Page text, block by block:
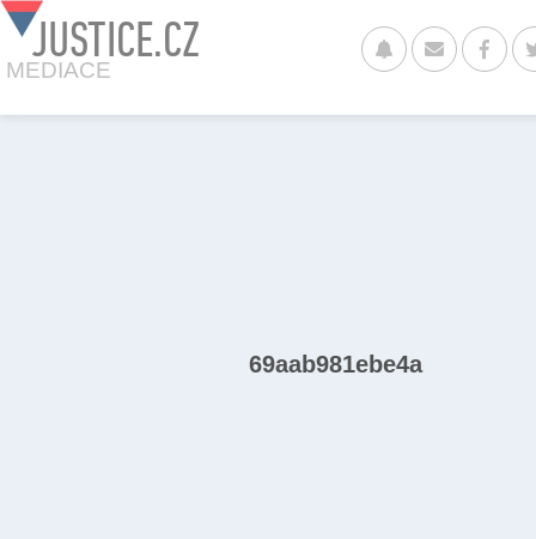
JUSTICE.CZ
MEDIACE
69aab981ebe4a